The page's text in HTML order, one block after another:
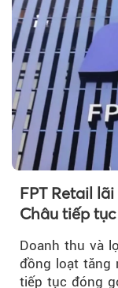
FPT Retail
Châu tiếp
Doanh thu và
đồng loạt tăng
tiếp tục đóng